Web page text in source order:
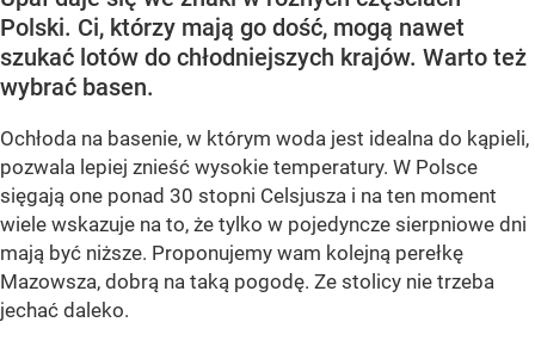
Polski. Ci, którzy mają go dość, mogą nawet
szukać lotów do chłodniejszych krajów. Warto też
wybrać basen.
Ochłoda na basenie, w którym woda jest idealna do kąpieli,
pozwala lepiej znieść wysokie temperatury. W Polsce
sięgają one ponad 30 stopni Celsjusza i na ten moment
wiele wskazuje na to, że tylko w pojedyncze sierpniowe dni
mają być niższe. Proponujemy wam kolejną perełkę
Mazowsza, dobrą na taką pogodę. Ze stolicy nie trzeba
jechać daleko.